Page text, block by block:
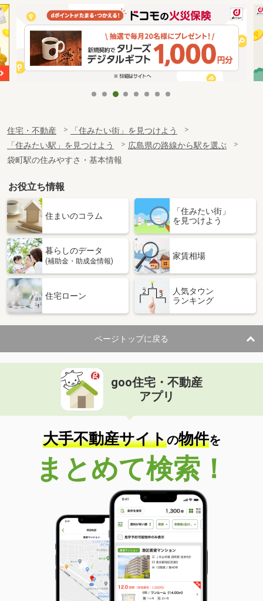
住宅・不動産
「住みたい街」を見つけよう
「住みたい駅」を見つけよう
広島県の路線から駅を選ぶ
袋町駅の住みやすさ・基本情報
お役立ち情報
住まいのコラム
「住みたい街」
を見つけよう
暮らしのデータ
(補助金・助成金情報)
家賃相場
住宅ローン
人気タウン
ランキング
ページトップに戻る
goo住宅・不動産
アプリ
大手不動産サイトの物件を
まとめて検索！